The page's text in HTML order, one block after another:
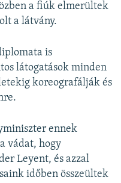
a fiúk elmerültek
a látvány.
is
látogatások minden
koreografálják és
ennek
vádat, hogy
Leyent, és azzal
időben összeültek